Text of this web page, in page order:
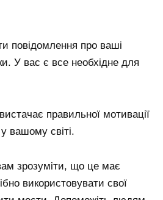
повідомлення про ваші
У вас є все необхідне для
правильної мотивації
вашому світі.
зрозуміти, що це має
використовувати свої